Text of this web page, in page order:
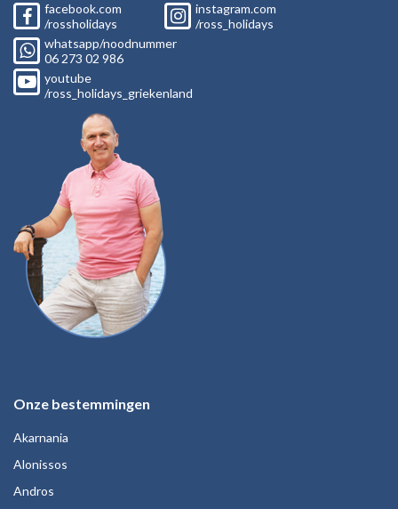
facebook.com
/rossholidays
instagram.com
/ross_holidays
whatsapp/noodnummer
06 273 02 986
youtube
/ross_holidays_griekenland
Onze bestemmingen
Akarnania
Alonissos
Andros